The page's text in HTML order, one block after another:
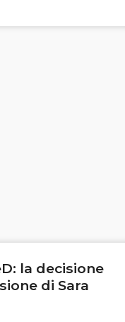
la decisione
di Sara